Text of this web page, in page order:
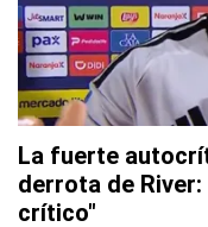
La fuerte
derrota de
crítico"